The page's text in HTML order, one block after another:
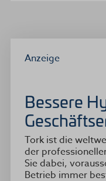
Anzeige
Bessere
Tork ist die
der
Sie dabei,
Betrieb immer